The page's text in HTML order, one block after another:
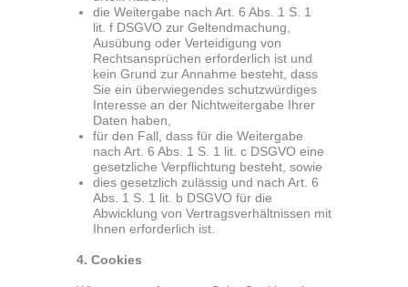
die Weitergabe nach Art. 6 Abs. 1 S. 1
lit. f DSGVO zur Geltendmachung,
Ausübung oder Verteidigung von
Rechtsansprüchen erforderlich ist und
kein Grund zur Annahme besteht, dass
Sie ein überwiegendes schutzwürdiges
Interesse an der Nichtweitergabe Ihrer
Daten haben,
für den Fall, dass für die Weitergabe
nach Art. 6 Abs. 1 S. 1 lit. c DSGVO eine
gesetzliche Verpflichtung besteht, sowie
dies gesetzlich zulässig und nach Art. 6
Abs. 1 S. 1 lit. b DSGVO für die
Abwicklung von Vertragsverhältnissen mit
Ihnen erforderlich ist.
4. Cookies